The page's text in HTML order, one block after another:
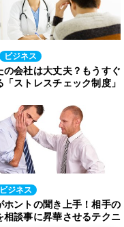
ビジネス
の会社は大丈夫？もうすぐ
「ストレスチェック制度」
ビジネス
ホントの聞き上手！相手の
相談事に昇華させるテクニ